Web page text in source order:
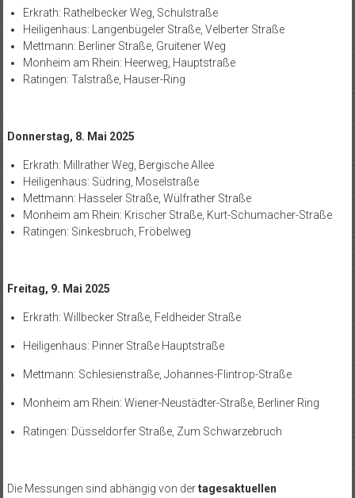
Erkrath: Rathelbecker Weg, Schulstraße
Heiligenhaus: Langenbügeler Straße, Velberter Straße
Mettmann: Berliner Straße, Gruitener Weg
Monheim am Rhein: Heerweg, Hauptstraße
Ratingen: Talstraße, Hauser-Ring
Donnerstag, 8. Mai 2025
Erkrath: Millrather Weg, Bergische Allee
Heiligenhaus: Südring, Moselstraße
Mettmann: Hasseler Straße, Wülfrather Straße
Monheim am Rhein: Krischer Straße, Kurt-Schumacher-Straße
Ratingen: Sinkesbruch, Fröbelweg
Freitag, 9. Mai 2025
Erkrath: Willbecker Straße, Feldheider Straße
Heiligenhaus: Pinner Straße Hauptstraße
Mettmann: Schlesienstraße, Johannes-Flintrop-Straße
Monheim am Rhein: Wiener-Neustädter-Straße, Berliner Ring
Ratingen: Düsseldorfer Straße, Zum Schwarzebruch
Die Messungen sind abhängig von dertagesaktuellen